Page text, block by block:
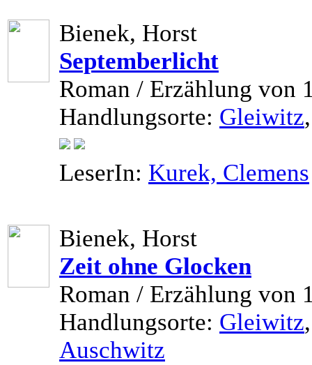
Bienek, Horst
Septemberlicht
Roman / Erzählung von
Handlungsorte: Gleiwitz
LeserIn: Kurek, Clemens
Bienek, Horst
Zeit ohne Glocken
Roman / Erzählung von
Handlungsorte: Gleiwitz
Auschwitz